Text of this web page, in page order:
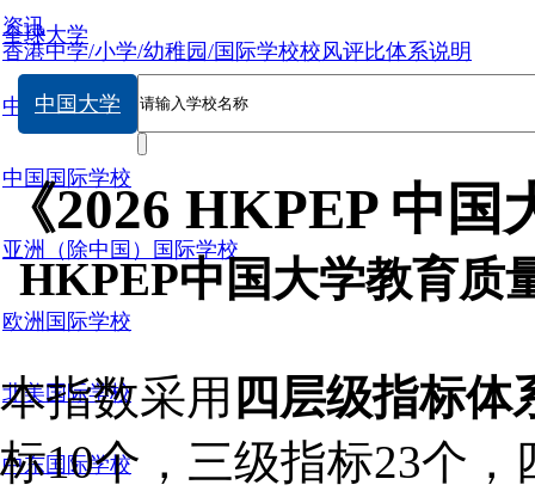
香港中学/小学/幼稚园/国际学校校风评比体系说明
全球大学
中国大学
中国国际学校
亚洲（除中国）国际学校
欧洲国际学校
北美国际学校
中东国际学校
资讯
中国大学
《2026 HKPEP 中
HKPEP中国大学教育质
本指数采用 四层级指标体
标10个，三级指标23个